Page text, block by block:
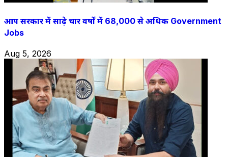
आप सरकार में साढ़े चार वर्षों में 68,000 से अधिक Government
Jobs
Aug 5, 2026